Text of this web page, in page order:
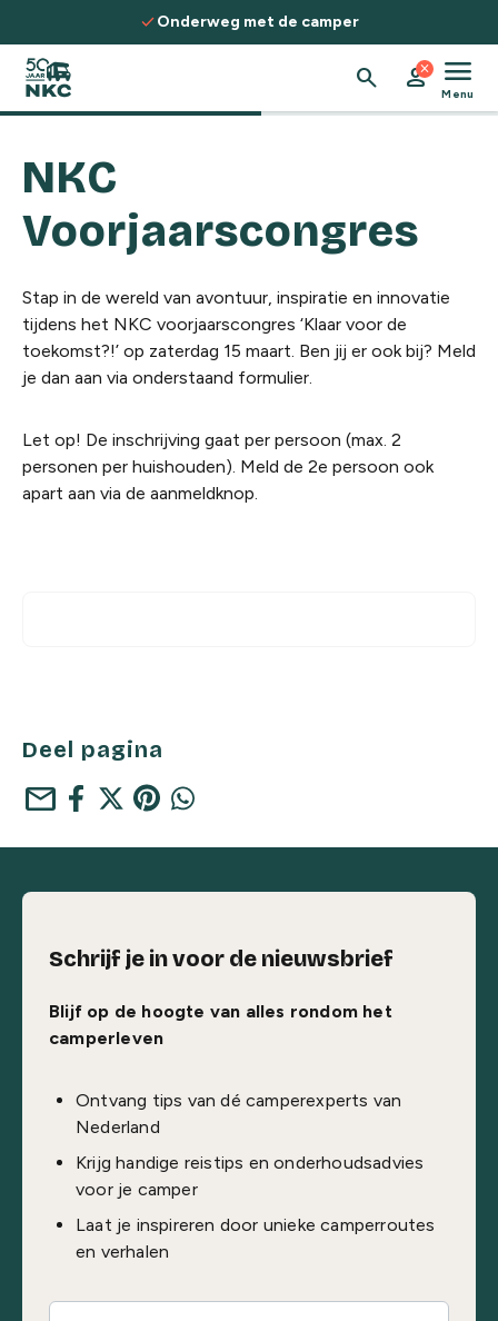
Spring naar de inhoud
checkOnderweg met de camper
search person
close menu
Menu
NKC
Voorjaarscongres
Stap in de wereld van avontuur, inspiratie en innovatie
tijdens het NKC voorjaarscongres ‘Klaar voor de
toekomst?!’ op zaterdag 15 maart. Ben jij er ook bij? Meld
je dan aan via onderstaand formulier.
Let op! De inschrijving gaat per persoon (max. 2
personen per huishouden). Meld de 2e persoon ook
apart aan via de aanmeldknop.
Deel pagina
mail
Schrijf je in voor de nieuwsbrief
Blijf op de hoogte van alles rondom het
camperleven
Ontvang tips van dé camperexperts van
Nederland
Krijg handige reistips en onderhoudsadvies
voor je camper
Laat je inspireren door unieke camperroutes
en verhalen